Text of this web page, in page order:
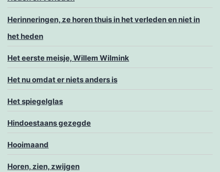
Herinneringen, ze horen thuis in het verleden en niet in
het heden
Het eerste meisje, Willem Wilmink
Het nu omdat er niets anders is
Het spiegelglas
Hindoestaans gezegde
Hooimaand
Horen, zien, zwijgen